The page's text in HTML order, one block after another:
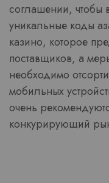
соглашении, чтобы
уникальные коды
казино, которое
поставщиков, а
необходимо
мобильных
очень
конкурирующий